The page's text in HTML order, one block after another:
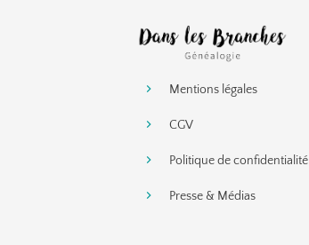
Mentions légales
CGV
Politique de confidentialité
Presse & Médias